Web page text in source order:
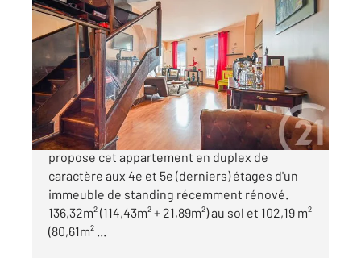
PARIS 75016
102,19 m2, 6 pièces
Ref : 11108
Appartement Duplex à vendre
975 000 €
EXELMANS - Century 21 Via Conseil vous
propose cet appartement en duplex de
caractère aux 4e et 5e (derniers) étages d'un
immeuble de standing récemment rénové.
136,32m² (114,43m² + 21,89m²) au sol et 102,19 m²
(80,61m² ...